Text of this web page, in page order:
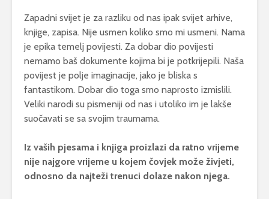
Zapadni svijet je za razliku od nas ipak svijet arhive,
knjige, zapisa. Nije usmen koliko smo mi usmeni. Nama
je epika temelj povijesti. Za dobar dio povijesti
nemamo baš dokumente kojima bi je potkrijepili. Naša
povijest je polje imaginacije, jako je bliska s
fantastikom. Dobar dio toga smo naprosto izmislili.
Veliki narodi su pismeniji od nas i utoliko im je lakše
suočavati se sa svojim traumama.
Iz vaših pjesama i knjiga proizlazi da ratno vrijeme
nije najgore vrijeme u kojem čovjek može živjeti,
odnosno da najteži trenuci dolaze nakon njega.